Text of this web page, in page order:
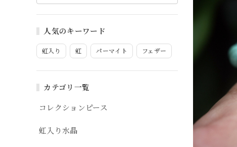
人気のキーワード
虹入り 虹 パーマイト フェザー
カテゴリ一覧
コレクションピース
虹入り水晶